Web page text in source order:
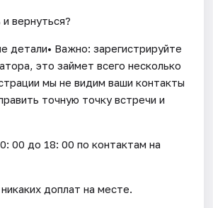
вернуться?
детали• Важно: зарегистрируйте
это займет всего несколько
мы не видим ваши контакты
точную точку встречи и
00 до 18: 00 по контактам на
доплат на месте.